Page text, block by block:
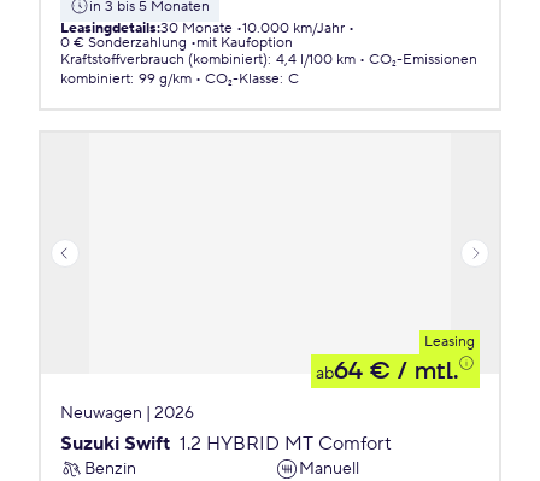
in 3 bis 5 Monaten
Leasingdetails:30 Monate 10.000 km/Jahr
0 € Sonderzahlung
mit Kaufoption
Kraftstoffverbrauch (kombiniert): 4,4 l/100 km
CO₂-Emissionen
kombiniert: 99 g/km CO₂-Klasse: C
Leasing
ab64 € / mtl.
Neuwagen | 2026
Suzuki Swift 1.2 HYBRID MT Comfort
Benzin
Manuell